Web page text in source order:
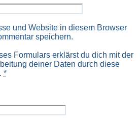
und Website in diesem Browser
speichern.
Formulars erklärst du dich mit der
deiner Daten durch diese
*